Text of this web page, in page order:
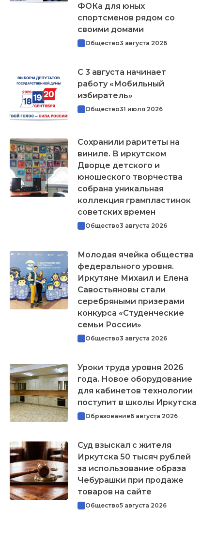
ФОКа для юных
спортсменов рядом со
своими домами
Общество3 августа 2026
С 3 августа начинает
работу «Мобильный
избиратель»
Общество31 июля 2026
Сохранили раритеты на
виниле. В иркутском
Дворце детского и
юношеского творчества
собрана уникальная
коллекция грампластинок
советских времен
Общество3 августа 2026
Молодая ячейка общества
федерального уровня.
Иркутяне Михаил и Елена
Савостьяновы стали
серебряными призерами
конкурса «Студенческие
семьи России»
Общество3 августа 2026
Уроки труда уровня 2026
года. Новое оборудование
для кабинетов технологии
поступит в школы Иркутска
Образование6 августа 2026
Суд взыскал с жителя
Иркутска 50 тысяч рублей
за использование образа
Чебурашки при продаже
товаров на сайте
Общество5 августа 2026